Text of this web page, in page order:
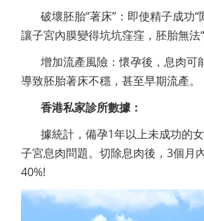
破壞胚胎“著床”：即使精子成功
讓子宮內膜變得坑坑窪窪，胚胎無法
增加流產風險：懷孕後，息肉可
導致胚胎著床不穩，甚至早期流產。
香港私家診所數據：
據統計，備孕1年以上未成功的
子宮息肉問題。切除息肉後，3個月
40%!